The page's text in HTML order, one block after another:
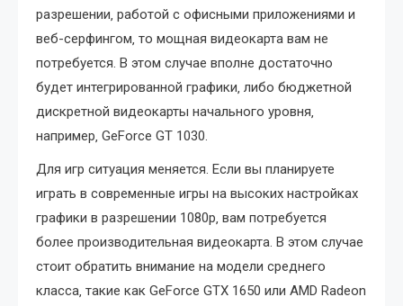
разрешении‚ работой с офисными приложениями и
веб-серфингом‚ то мощная видеокарта вам не
потребуется. В этом случае вполне достаточно
будет интегрированной графики‚ либо бюджетной
дискретной видеокарты начального уровня‚
например‚ GeForce GT 1030.
Для игр ситуация меняется. Если вы планируете
играть в современные игры на высоких настройках
графики в разрешении 1080p‚ вам потребуется
более производительная видеокарта. В этом случае
стоит обратить внимание на модели среднего
класса‚ такие как GeForce GTX 1650 или AMD Radeon